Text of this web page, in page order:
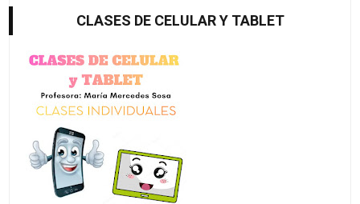
CLASES DE CELULAR Y TABLET